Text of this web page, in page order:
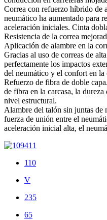
Correa con refuerzo híbrido de
neumático ha aumentado para
aceleración iniciales. Cinta
Resistencia de la correa
Aplicación de alambre en la
Gracias al uso de correas de
perfectamente los impactos
del neumático y el confort en
Refuerzo de fibra de doble
de fibra en la carcasa, la
nivel estructural.
Alambre del talón sin juntas de
fuerza de unión entre el
aceleración inicial alta, el
110
V
235
65